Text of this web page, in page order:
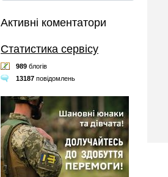
Активні коментатори
Статистика сервісу
989 блогів
13187 повідомлень